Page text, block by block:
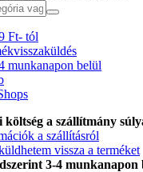
Ft- tól
munkanapon belül
költség a szállítmány
a szállításról
vissza a terméket
3-4